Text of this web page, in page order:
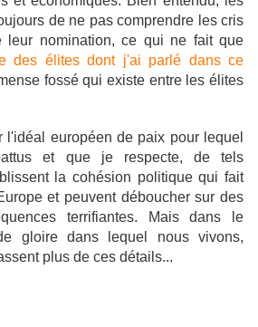
de ne pas comprendre les cris
leur nomination, ce qui ne fait que
des élites dont j'ai parlé dans ce
fossé qui existe entre les élites
l'idéal européen de paix pour lequel
et que je respecte, de tels
la cohésion politique qui fait
et peuvent déboucher sur des
terrifiantes. Mais dans le
gloire dans lequel nous vivons,
plus de ces détails...